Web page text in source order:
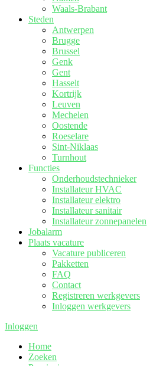
Waals-Brabant
Steden
Antwerpen
Brugge
Brussel
Genk
Gent
Hasselt
Kortrijk
Leuven
Mechelen
Oostende
Roeselare
Sint-Niklaas
Turnhout
Functies
Onderhoudstechnieker
Installateur HVAC
Installateur elektro
Installateur sanitair
Installateur zonnepanelen
Jobalarm
Plaats vacature
Vacature publiceren
Pakketten
FAQ
Contact
Registreren werkgevers
Inloggen werkgevers
Inloggen
Home
Zoeken